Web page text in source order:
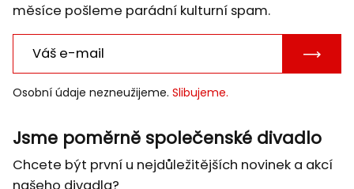
měsíce pošleme parádní kulturní spam.
E-
Osobní údaje nezneužijeme. Slibujeme.
Jsme poměrně společenské divadlo
Chcete být první u nejdůležitějších novinek a akcí
našeho divadla?